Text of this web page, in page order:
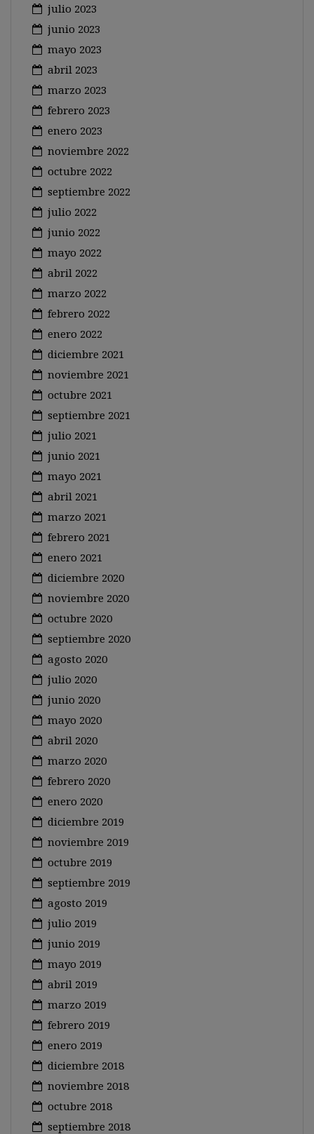
julio 2023
junio 2023
mayo 2023
abril 2023
marzo 2023
febrero 2023
enero 2023
noviembre 2022
octubre 2022
septiembre 2022
julio 2022
junio 2022
mayo 2022
abril 2022
marzo 2022
febrero 2022
enero 2022
diciembre 2021
noviembre 2021
octubre 2021
septiembre 2021
julio 2021
junio 2021
mayo 2021
abril 2021
marzo 2021
febrero 2021
enero 2021
diciembre 2020
noviembre 2020
octubre 2020
septiembre 2020
agosto 2020
julio 2020
junio 2020
mayo 2020
abril 2020
marzo 2020
febrero 2020
enero 2020
diciembre 2019
noviembre 2019
octubre 2019
septiembre 2019
agosto 2019
julio 2019
junio 2019
mayo 2019
abril 2019
marzo 2019
febrero 2019
enero 2019
diciembre 2018
noviembre 2018
octubre 2018
septiembre 2018